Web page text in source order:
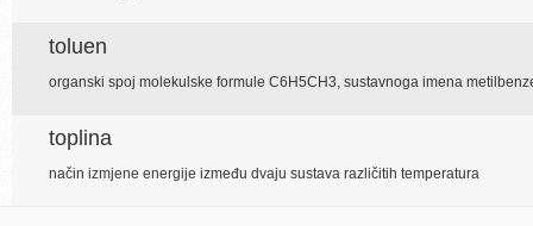
toluen
organski spoj molekulske formule C6H5CH3, sustavnoga imena
toplina
način izmjene energije između dvaju sustava različitih temperatura